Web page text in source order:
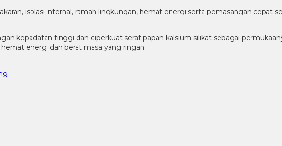
isolasi internal, ramah lingkungan, hemat energi serta pemasangan cepat
kepadatan tinggi dan diperkuat serat papan kalsium silikat sebagai
energi dan berat masa yang ringan.